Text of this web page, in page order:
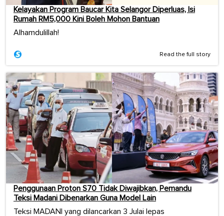
Kelayakan Program Baucar Kita Selangor Diperluas, Isi
Rumah RM5,000 Kini Boleh Mohon Bantuan
Alhamdulillah!
Read the full story
Penggunaan Proton S70 Tidak Diwajibkan, Pemandu
Teksi Madani Dibenarkan Guna Model Lain
Teksi MADANI yang dilancarkan 3 Julai lepas